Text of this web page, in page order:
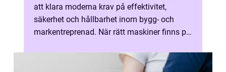
att klara moderna krav på effektivitet,
säkerhet och hållbarhet inom bygg- och
markentreprenad. När rätt maskiner finns på